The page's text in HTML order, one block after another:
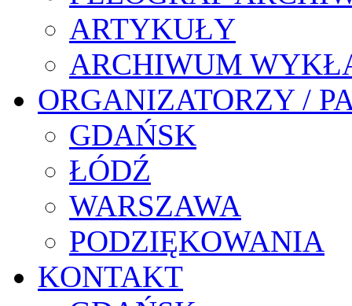
ARTYKUŁY
ARCHIWUM
ORGANIZATORZY /
GDAŃSK
ŁÓDŹ
WARSZAWA
PODZIĘKOWANIA
KONTAKT